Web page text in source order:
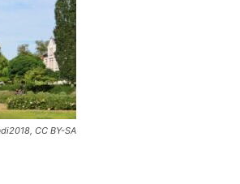
CC BY-SA